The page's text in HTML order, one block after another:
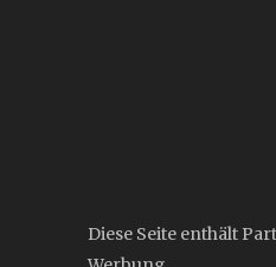
Diese Seite enthält